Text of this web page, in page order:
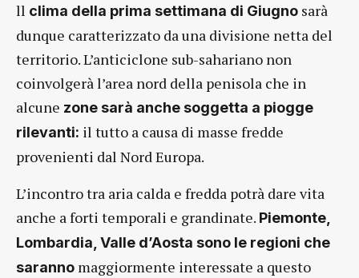
ll clima della prima settimana di Giugno sarà
dunque caratterizzato da una divisione netta del
territorio. L’anticiclone sub-sahariano non
coinvolgerà l’area nord della penisola che in
alcune zone sarà anche soggetta a piogge
rilevanti: il tutto a causa di masse fredde
provenienti dal Nord Europa.
L’incontro tra aria calda e fredda potrà dare vita
anche a forti temporali e grandinate. Piemonte,
Lombardia, Valle d’Aosta sono le regioni che
saranno maggiormente interessate a questo